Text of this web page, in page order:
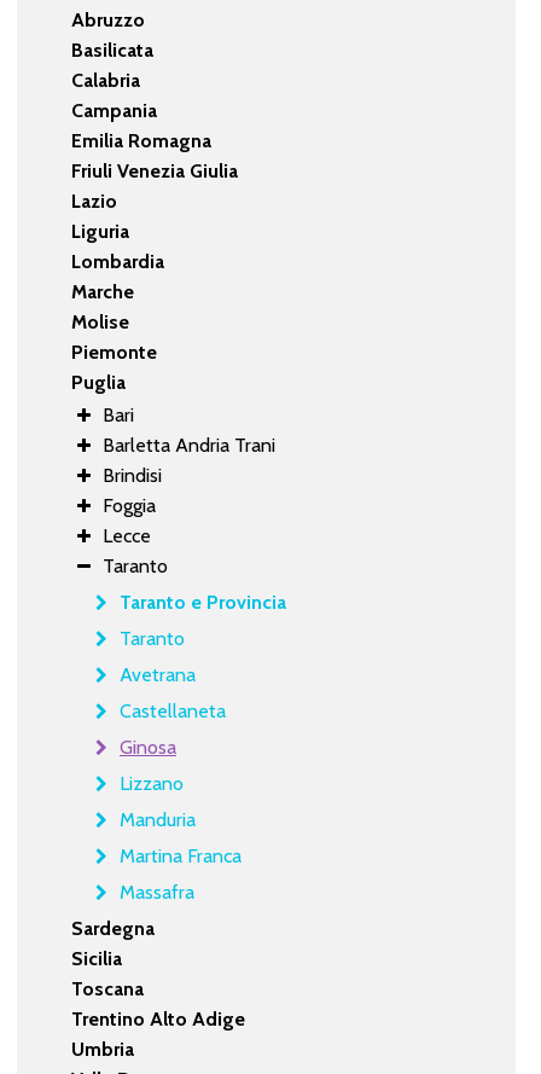
Abruzzo
Basilicata
Calabria
Campania
Emilia Romagna
Friuli Venezia Giulia
Lazio
Liguria
Lombardia
Marche
Molise
Piemonte
Puglia
Bari
Barletta Andria Trani
Brindisi
Foggia
Lecce
Taranto
Taranto e Provincia
Taranto
Avetrana
Castellaneta
Ginosa
Lizzano
Manduria
Martina Franca
Massafra
Sardegna
Sicilia
Toscana
Trentino Alto Adige
Umbria